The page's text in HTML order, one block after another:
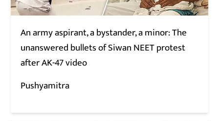
An army aspirant, a bystander, a minor: The
unanswered bullets of Siwan NEET protest
after AK-47 video
Pushyamitra